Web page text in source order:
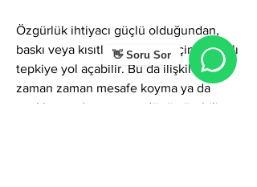
👋 Soru Sor
Özgürlük ihtiyacı güçlü olduğundan,
baskı veya kısıtlama hissi Burçin’de hızlı
tepkiye yol açabilir. Bu da ilişkilerde
zaman zaman mesafe koyma ya da
uzaklaşma davranışına dönüştürebilir.